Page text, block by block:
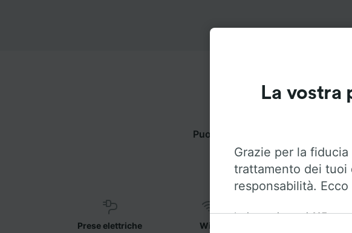
Puoi viaggiare da Heidelberg Hbf
Prese elettriche WiFi
La vostra
Grazie per la
trattamento dei tuoi
responsabilità.
Insieme ai nostri115
sul dispositivo